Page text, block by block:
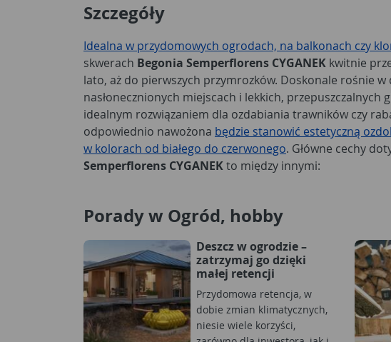
Szczegóły
Idealna w przydomowych ogrodach, na balkonach czy
skwerach Begonia Semperflorens CYGANEK kwitnie
lato, aż do pierwszych przymrozków. Doskonale rośnie w
nasłonecznionych miejscach i lekkich, przepuszczalnych
idealnym rozwiązaniem dla ozdabiania trawników czy
odpowiednio nawożona będzie stanowić estetyczną
w kolorach od białego do czerwonego. Główne cechy
Semperflorens CYGANEKto między innymi:
Porady w Ogród, hobby
Deszcz w ogrodzie –
zatrzymaj go dzięki
małej retencji
Przydomowa retencja, w
dobie zmian klimatycznych,
niesie wiele korzyści,